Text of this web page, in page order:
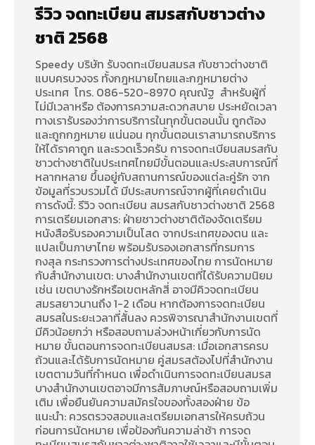
รีวิว จดทะเบียน สมรสกับชาวต่าง
ชาติ 2568
Speedy บริษัท รับจดทะเบียนสมรส กับชาวต่างชาติ
แบบครบวงจร ทั้งกฎหมายไทยและกฎหมายต่าง
ประเทศ โทร. 086-520-8970 คุณณัฐ สำหรับผู้ที่
ไม่มีเวลาหรือ ต้องการความสะดวกสบาย ประหยัดเวลา
ทางเรารับรองว่าการบริการในทุกขั้นตอนนั้น ถูกต้อง
และถูกกฏหมาย แน่นอน ทุกขั้นตอนเราสามารถบริการ
ให้ได้ราคาถูก และรวดเร็วครับ การจดทะเบียนสมรสกับ
ชาวต่างชาติในประเทศไทยมีขั้นตอนและประสบการณ์ที่
หลากหลาย ขึ้นอยู่กับสถานการณ์ของแต่ละคู่รัก จาก
ข้อมูลที่รวบรวมได้ มีประสบการณ์จากผู้ที่เคยดำเนิน
การดังนี้: รีวิว จดทะเบียน สมรสกับชาวต่างชาติ 2568
การเตรียมเอกสาร: ฝ่ายชาวต่างชาติต้องจัดเตรียม
หนังสือรับรองความเป็นโสด จากประเทศของตน และ
แปลเป็นภาษาไทย พร้อมรับรองเอกสารที่กรมการ
กงสุล กระทรวงการต่างประเทศของไทย การนัดหมาย
กับสำนักงานเขต: บางสำนักงานเขตที่ได้รับความนิยม
เช่น เขตบางรักหรือเขตหลักสี่ อาจมีคิวจดทะเบียน
สมรสยาวนานถึง 1-2 เดือน หากต้องการจดทะเบียน
สมรสในระยะเวลาที่สั้นลง ควรพิจารณาสำนักงานเขตที่
มีคิวน้อยกว่า หรือสอบถามล่วงหน้าเกี่ยวกับการนัด
หมาย ขั้นตอนการจดทะเบียนสมรส: เมื่อเอกสารครบ
ถ้วนและได้รับการนัดหมาย คู่สมรสต้องไปที่สำนักงาน
เขตตามวันที่กำหนด เพื่อดำเนินการจดทะเบียนสมรส
บางสำนักงานเขตอาจมีการสัมภาษณ์หรือสอบถามเพิ่ม
เติม เพื่อยืนยันความสมัครใจของทั้งสองฝ่าย ข้อ
แนะนำ: ควรตรวจสอบและเตรียมเอกสารให้ครบถ้วน
ก่อนการนัดหมาย เพื่อป้องกันความล่าช้า การจด